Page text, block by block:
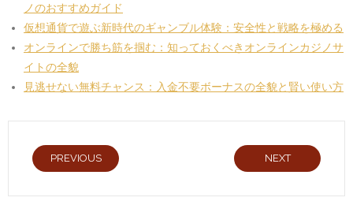
ノのおすすめガイド
仮想通貨で遊ぶ新時代のギャンブル体験：安全性と戦略を極める
オンラインで勝ち筋を掴む：知っておくべきオンラインカジノサ
イトの全貌
見逃せない無料チャンス：入金不要ボーナスの全貌と賢い使い方
PREVIOUS NEXT